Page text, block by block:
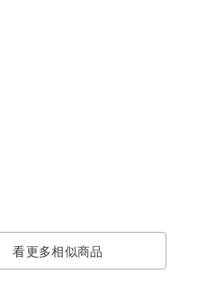
看更多相似商品